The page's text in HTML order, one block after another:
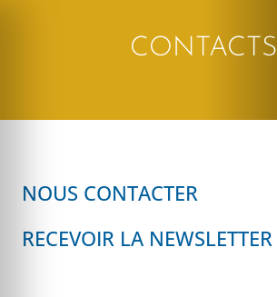
CONTACTS
NOUS CONTACTER
RECEVOIR LA NEWSLETTER